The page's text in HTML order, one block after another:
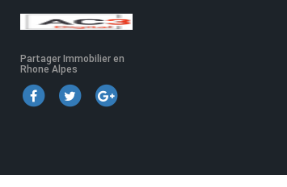
Partager Immobilier en
Rhone Alpes